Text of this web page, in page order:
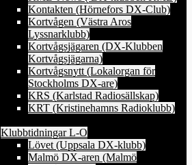
Kontakten (Hörnefors DX-Club)
Kortvågen (Västra Aros
Lyssnarklubb)
Kortvågsjägaren (DX-Klubben
Kortvågsjägarna)
Kortvågsnytt (Lokalorgan för
Stockholms DX-are)
KRS (Karlstad Radiosällskap)
KRT (Kristinehamns Radioklubb)
Klubbtidningar L-O
Lövet (Uppsala DX-klubb)
Malmö DX-aren (Malmö